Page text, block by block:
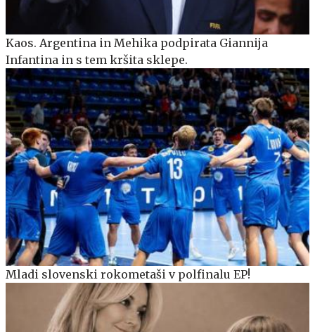
Kaos. Argentina in Mehika podpirata Giannija
Infantina in s tem kršita sklepe.
Mladi slovenski rokometaši v polfinalu EP!